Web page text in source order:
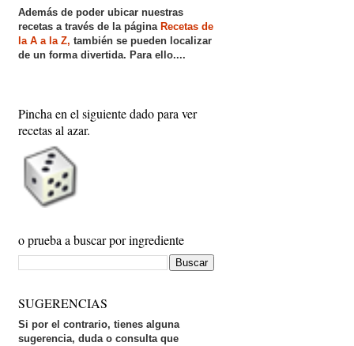
Además de poder ubicar nuestras
recetas a través de la páginaRecetas de
la A a la Z, también se pueden localizar
de un forma divertida. Para ello....
Pincha en el siguiente dado para ver
recetas al azar.
o prueba a buscar por ingrediente
SUGERENCIAS
Si por el contrario, tienes alguna
sugerencia, duda o consulta que